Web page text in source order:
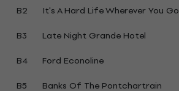
B2
It's A Hard Life Wherever You Go
B3
Late Night Grande Hotel
B4
Ford Econoline
B5
Banks Of The Pontchartrain